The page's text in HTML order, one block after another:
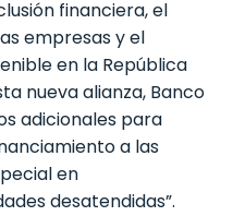
financiera, el
empresas y el
en la República
nueva alianza, Banco
adicionales para
a las
en
desatendidas”.